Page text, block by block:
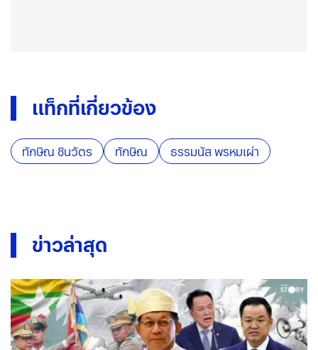
แท็กที่เกี่ยวข้อง
ทักษิณ ชินวัตร ทักษิณ ธรรมนัส พรหมเผ่า
ข่าวล่าสุด